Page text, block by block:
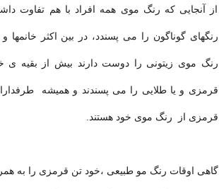
از آنجایی که رنگ موی همه افراد با هم تفاوت
رنگهای گوناگون را می پسندد، در بین اکثر خانمها
رنگ موی زیتونی را دوست دارند بیش از بقیه ی
قرمزی و یا طلایی را می پسندند و همیشه
قرمزی از رنگ موی خود هستند.